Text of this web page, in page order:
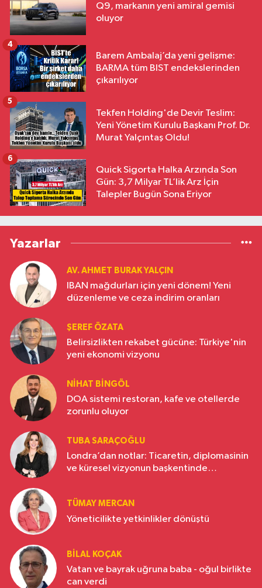
Q9, markanın yeni amiral gemisi
oluyor
Barem Ambalaj’da yeni gelişme:
BARMA tüm BIST endekslerinden
çıkarılıyor
4
Tekfen Holding'de Devir Teslim:
Yeni Yönetim Kurulu Başkanı Prof. Dr.
Murat Yalçıntaş Oldu!
5
Quick Sigorta Halka Arzında Son
Gün: 3,7 Milyar TL’lik Arz İçin
Talepler Bugün Sona Eriyor
6
Yazarlar
AV. AHMET BURAK YALÇIN
IBAN mağdurları için yeni dönem! Yeni
düzenleme ve ceza indirim oranları
ŞEREF ÖZATA
Belirsizlikten rekabet gücüne: Türkiye'nin
yeni ekonomi vizyonu
NIHAT BINGÖL
DOA sistemi restoran, kafe ve otellerde
zorunlu oluyor
TUBA SARAÇOĞLU
Londra’dan notlar: Ticaretin, diplomasinin
ve küresel vizyonun başkentinde
TÜMAY MERCAN
Yöneticilikte yetkinlikler dönüştü
BILAL KOÇAK
Vatan ve bayrak uğruna baba - oğul birlikte
can verdi